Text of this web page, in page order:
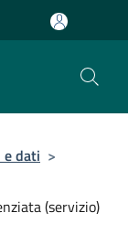
e dati >
(servizio)